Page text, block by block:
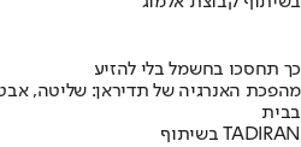
כך תחסכו בחשמל בלי להזיע
מהפכת האנרגיה של תדיראן: שליטה,
בבית
בשיתוף TADIRAN